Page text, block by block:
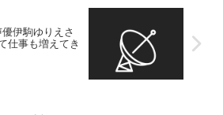
伊駒ゆりえさ
仕事も増えてき